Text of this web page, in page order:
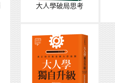
大人學破局思考